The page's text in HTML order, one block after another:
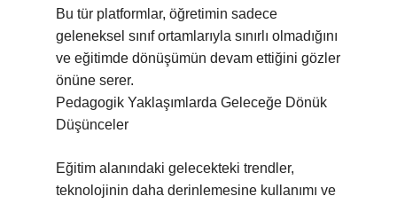
Bu tür platformlar, öğretimin sadece
geleneksel sınıf ortamlarıyla sınırlı olmadığını
ve eğitimde dönüşümün devam ettiğini gözler
önüne serer.
Pedagogik Yaklaşımlarda Geleceğe Dönük
Düşünceler
Eğitim alanındaki gelecekteki trendler,
teknolojinin daha derinlemesine kullanımı ve